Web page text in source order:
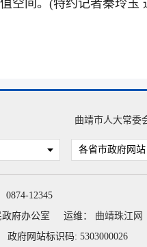
空间。(特约记者秦玲玉
曲靖市人大常委
各省市政府网站
0874-12345
府办公室
运维： 曲靖珠江网
政府网站标识码: 5303000026